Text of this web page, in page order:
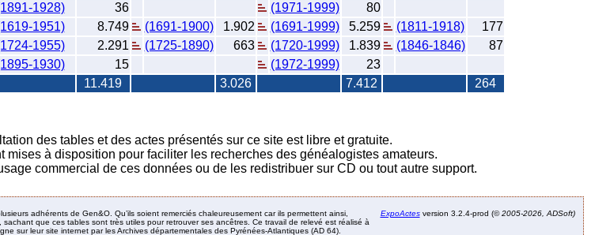
1928) 36 (1971-1999)
80
1951) 8.749 (1691-1900) 1.902 (1691-1999) 5.259 (1811-1918)
177
1955) 2.291 (1725-1890) 663 (1720-1999) 1.839 (1846-1846)
87
1930) 15 (1972-1999)
23
11.419 3.026 7.412 264
des tables et des actes présentés sur ce site est libre et gratuite.
mises à disposition pour faciliter les recherches des généalogistes amateurs.
commercial de ces données ou de les redistribuer sur CD ou tout autre support.
adhérents de Gen&O. Qu’ils soient remerciés chaleureusement car ils permettent ainsi,
que ces tables sont très utiles pour retrouver ses ancêtres. Ce travail de relevé est réalisé à
sur leur site internet par les Archives départementales des Pyrénées-Atlantiques (AD 64).
ExpoActesversion 3.2.4-prod (©2005-2026, ADSoft)